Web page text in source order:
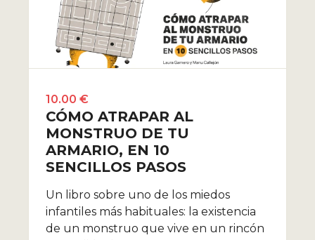
10.00 €
CÓMO ATRAPAR AL
MONSTRUO DE TU
ARMARIO, EN 10
SENCILLOS PASOS
Un libro sobre uno de los miedos
infantiles más habituales: la existencia
de un monstruo que vive en un rincón